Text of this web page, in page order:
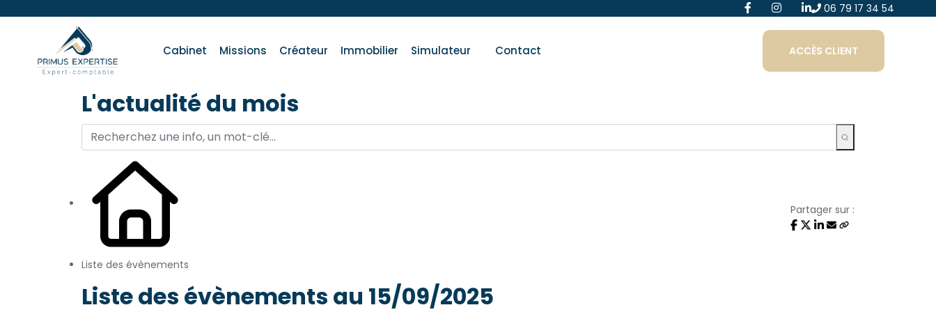
06 79 17 34 54
Cabinet Missions Créateur Immobilier Simulateur Contact ACCÈS CLIENT
L'actualité du mois
Liste des évènements
Partager sur :
Liste des évènements au 15/09/2025